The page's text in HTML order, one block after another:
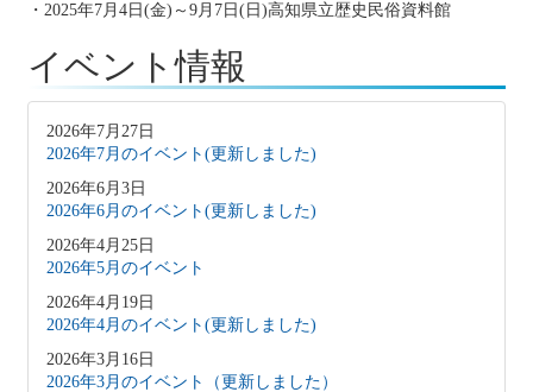
・2025年7月4日(金)～9月7日(日)高知県立歴史民俗資料館
イベント情報
2026年7月27日
2026年7月のイベント(更新しました)
2026年6月3日
2026年6月のイベント(更新しました)
2026年4月25日
2026年5月のイベント
2026年4月19日
2026年4月のイベント(更新しました)
2026年3月16日
2026年3月のイベント（更新しました）